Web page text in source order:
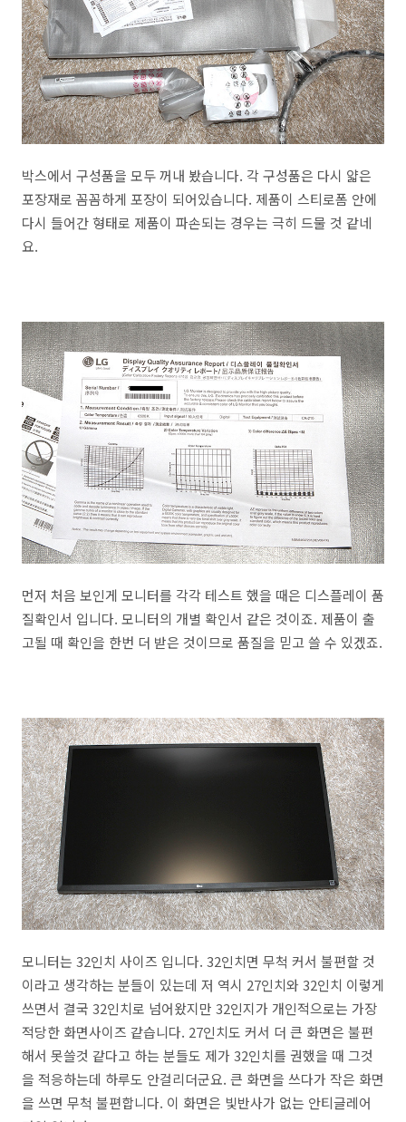
박스에서 구성품을 모두 꺼내 봤습니다. 각 구성품은 다시 얇은
포장재로 꼼꼼하게 포장이 되어있습니다. 제품이 스티로폼 안에
다시 들어간 형태로 제품이 파손되는 경우는 극히 드물 것 같네
요.
먼저 처음 보인게 모니터를 각각 테스트 했을 때은 디스플레이 품
질확인서 입니다. 모니터의 개별 확인서 같은 것이죠. 제품이 출
고될 때 확인을 한번 더 받은 것이므로 품질을 믿고 쓸 수 있겠죠.
모니터는 32인치 사이즈 입니다. 32인치면 무척 커서 불편할 것
이라고 생각하는 분들이 있는데 저 역시 27인치와 32인치 이렇게
쓰면서 결국 32인치로 넘어왔지만 32인지가 개인적으로는 가장
적당한 화면사이즈 같습니다. 27인치도 커서 더 큰 화면은 불편
해서 못쓸것 같다고 하는 분들도 제가 32인치를 권했을 때 그것
을 적응하는데 하루도 안걸리더군요. 큰 화면을 쓰다가 작은 화면
을 쓰면 무척 불편합니다. 이 화면은 빛반사가 없는 안티글레어